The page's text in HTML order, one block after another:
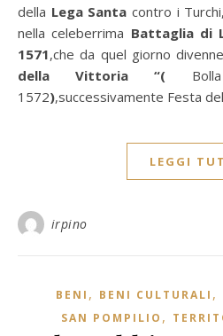
della Lega Santa contro i
nella celeberrima Battaglia di
1571,che da quel giorno
della Vittoria “( Bolla
1572),successivamente Festa
LEGGI
irpino
BENI , BENI CULTURALI ,
SAN POMPILIO ,